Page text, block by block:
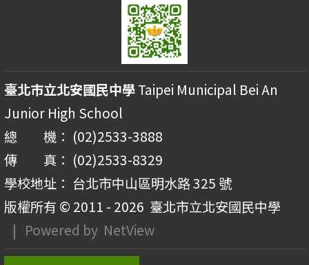
臺北市立北安國民中學Taipei Municipal Bei An
Junior High School
總 機： (02)2533-3888
傳 真： (02)2533-8329
學校地址： 台北市中山區明水路 325 號
版權所有 © 2011 - 2026 臺北市立北安國民中學
| Powered by NetView